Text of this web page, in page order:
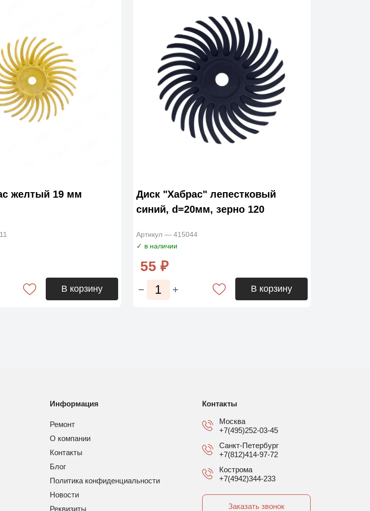
желтый 19 мм
В корзину
Диск "Хабрас" лепестковый
синий, d=20мм, зерно 120
Артикул — 415044
✓ в наличии
55 ₽
В корзину
Информация
Ремонт
О компании
Контакты
Блог
Политика конфиденциальности
Новости
Реквизиты
Контакты
Москва
+7(495)252-03-45
Санкт-Петербург
+7(812)414-97-72
Кострома
+7(4942)344-233
Заказать звонок